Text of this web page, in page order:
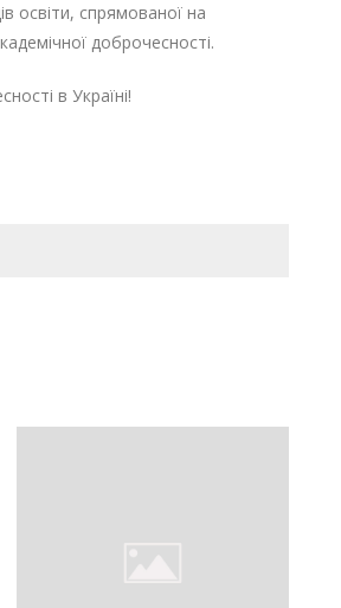
освіти, спрямованої на
доброчесності.
в Україні!